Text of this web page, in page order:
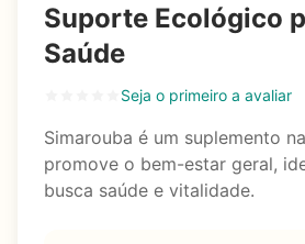
Suporte Ecológico
Saúde
Seja o primeiro a avaliar
Simarouba é um suplemento
promove o bem-estar geral,
busca saúde e vitalidade.